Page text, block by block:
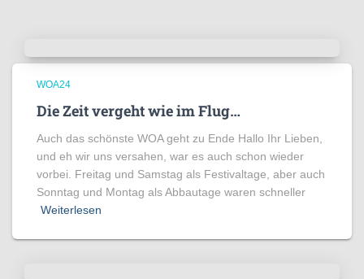
WOA24
Die Zeit vergeht wie im Flug…
Auch das schönste WOA geht zu Ende Hallo Ihr Lieben,
und eh wir uns versahen, war es auch schon wieder
vorbei. Freitag und Samstag als Festivaltage, aber auch
Sonntag und Montag als Abbautage waren schneller
Weiterlesen